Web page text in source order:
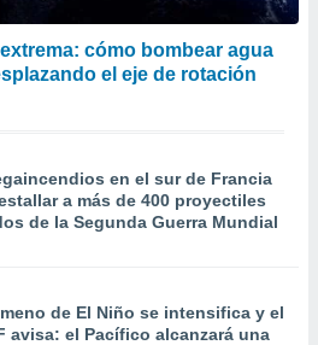
cómo bombear agua
el eje de rotación
en el sur de Francia
a más de 400 proyectiles
de la Segunda Guerra Mundial
de El Niño se intensifica y el
avisa: el Pacífico alcanzará una